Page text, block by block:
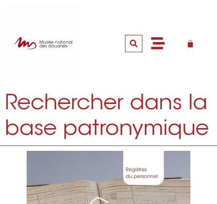
Rechercher dans la
base patronymique